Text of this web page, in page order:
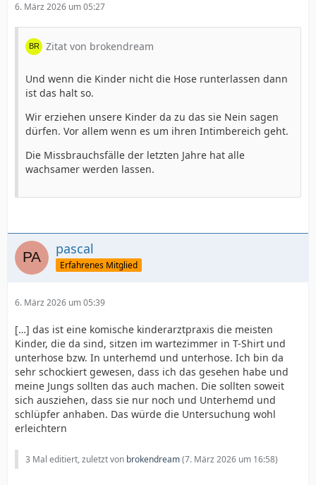
6. März 2026 um 05:27
Zitat von brokendream
Und wenn die Kinder nicht die Hose runterlassen dann
ist das halt so.
Wir erziehen unsere Kinder da zu das sie Nein sagen
dürfen. Vor allem wenn es um ihren Intimbereich geht.
Die Missbrauchsfälle der letzten Jahre hat alle
wachsamer werden lassen.
pascal
Erfahrenes Mitglied
6. März 2026 um 05:39
[…] das ist eine komische kinderarztpraxis die meisten
Kinder, die da sind, sitzen im wartezimmer in T-Shirt und
unterhose bzw. In unterhemd und unterhose. Ich bin da
sehr schockiert gewesen, dass ich das gesehen habe und
meine Jungs sollten das auch machen. Die sollten soweit
sich ausziehen, dass sie nur noch und Unterhemd und
schlüpfer anhaben. Das würde die Untersuchung wohl
erleichtern
3 Mal editiert, zuletzt von brokendream(7. März 2026 um 16:58)